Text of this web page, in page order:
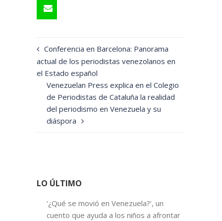
Conferencia en Barcelona: Panorama
actual de los periodistas venezolanos en
el Estado español
Venezuelan Press explica en el Colegio
de Periodistas de Cataluña la realidad
del periodismo en Venezuela y su
diáspora
LO ÚLTIMO
‘¿Qué se movió en Venezuela?’, un
cuento que ayuda a los niños a afrontar